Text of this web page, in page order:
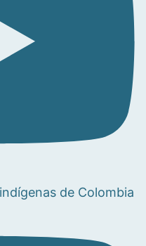
indígenas de Colombia